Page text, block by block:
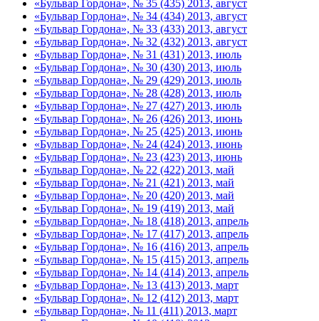
«Бульвар Гордона», № 35 (435) 2013, август
«Бульвар Гордона», № 34 (434) 2013, август
«Бульвар Гордона», № 33 (433) 2013, август
«Бульвар Гордона», № 32 (432) 2013, август
«Бульвар Гордона», № 31 (431) 2013, июль
«Бульвар Гордона», № 30 (430) 2013, июль
«Бульвар Гордона», № 29 (429) 2013, июль
«Бульвар Гордона», № 28 (428) 2013, июль
«Бульвар Гордона», № 27 (427) 2013, июль
«Бульвар Гордона», № 26 (426) 2013, июнь
«Бульвар Гордона», № 25 (425) 2013, июнь
«Бульвар Гордона», № 24 (424) 2013, июнь
«Бульвар Гордона», № 23 (423) 2013, июнь
«Бульвар Гордона», № 22 (422) 2013, май
«Бульвар Гордона», № 21 (421) 2013, май
«Бульвар Гордона», № 20 (420) 2013, май
«Бульвар Гордона», № 19 (419) 2013, май
«Бульвар Гордона», № 18 (418) 2013, апрель
«Бульвар Гордона», № 17 (417) 2013, апрель
«Бульвар Гордона», № 16 (416) 2013, апрель
«Бульвар Гордона», № 15 (415) 2013, апрель
«Бульвар Гордона», № 14 (414) 2013, апрель
«Бульвар Гордона», № 13 (413) 2013, март
«Бульвар Гордона», № 12 (412) 2013, март
«Бульвар Гордона», № 11 (411) 2013, март